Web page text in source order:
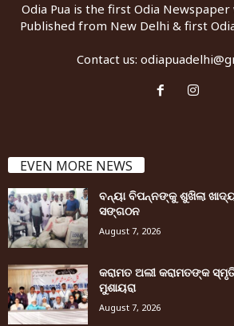
Odia Pua is the first Odia
Published from New Delhi & first
Contact us:
EVEN MORE NEWS
ବନ୍ୟା ବିପନ୍ନଙ୍କୁ ଶୁଖିଲା
ସଙ୍ଗଠନ
August 7, 2026
କରାମତ ଅଲୀ କରାମତଙ୍କ
ମୁଶାୟରା
August 7, 2026